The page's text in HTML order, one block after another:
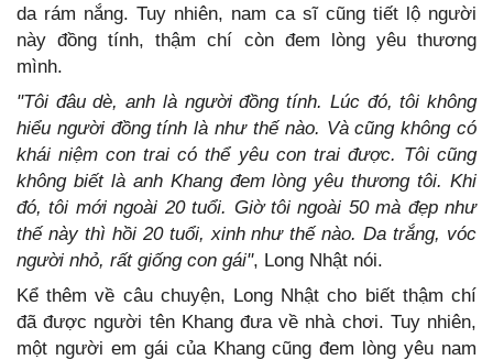
da rám nắng. Tuy nhiên, nam ca sĩ cũng tiết lộ người
này đồng tính, thậm chí còn đem lòng yêu thương
mình.
"Tôi đâu dè, anh là người đồng tính. Lúc đó, tôi không
hiểu người đồng tính là như thế nào. Và cũng không có
khái niệm con trai có thể yêu con trai được. Tôi cũng
không biết là anh Khang đem lòng yêu thương tôi. Khi
đó, tôi mới ngoài 20 tuổi. Giờ tôi ngoài 50 mà đẹp như
thế này thì hồi 20 tuổi, xinh như thế nào. Da trắng, vóc
người nhỏ, rất giống con gái", Long Nhật nói.
Kể thêm về câu chuyện, Long Nhật cho biết thậm chí
đã được người tên Khang đưa về nhà chơi. Tuy nhiên,
một người em gái của Khang cũng đem lòng yêu nam